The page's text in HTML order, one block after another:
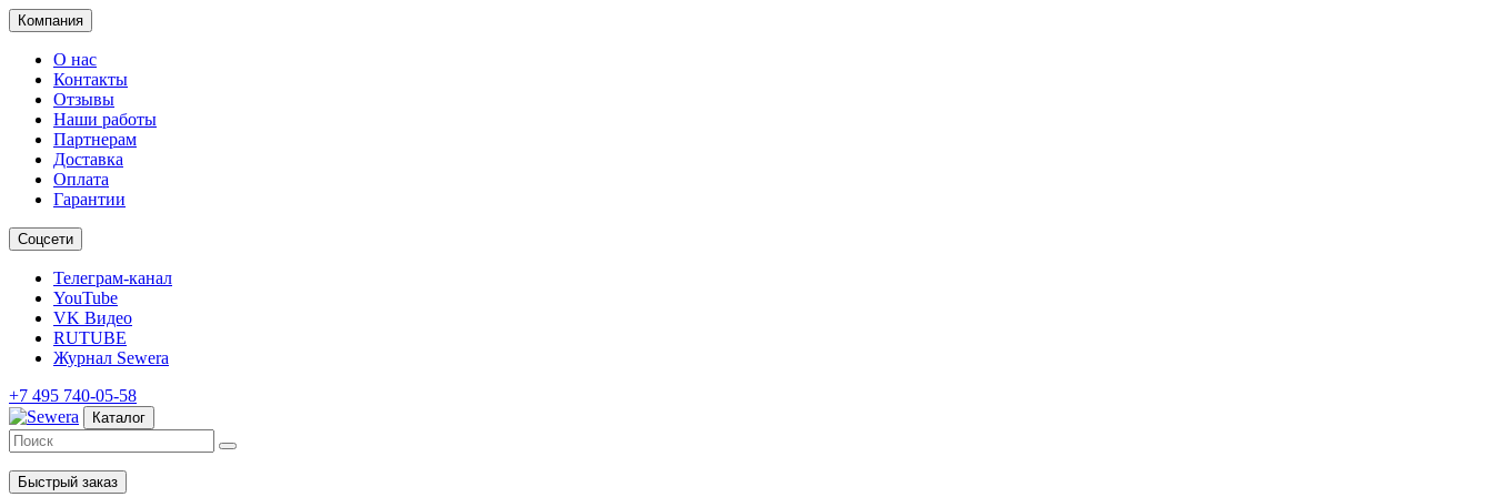
Компания
О нас
Контакты
Отзывы
Наши работы
Партнерам
Доставка
Оплата
Гарантии
Соцсети
Телеграм-канал
YouTube
VK Видео
RUTUBE
Журнал Sewera
+7 495 740-05-58
Каталог
Быстрый заказ